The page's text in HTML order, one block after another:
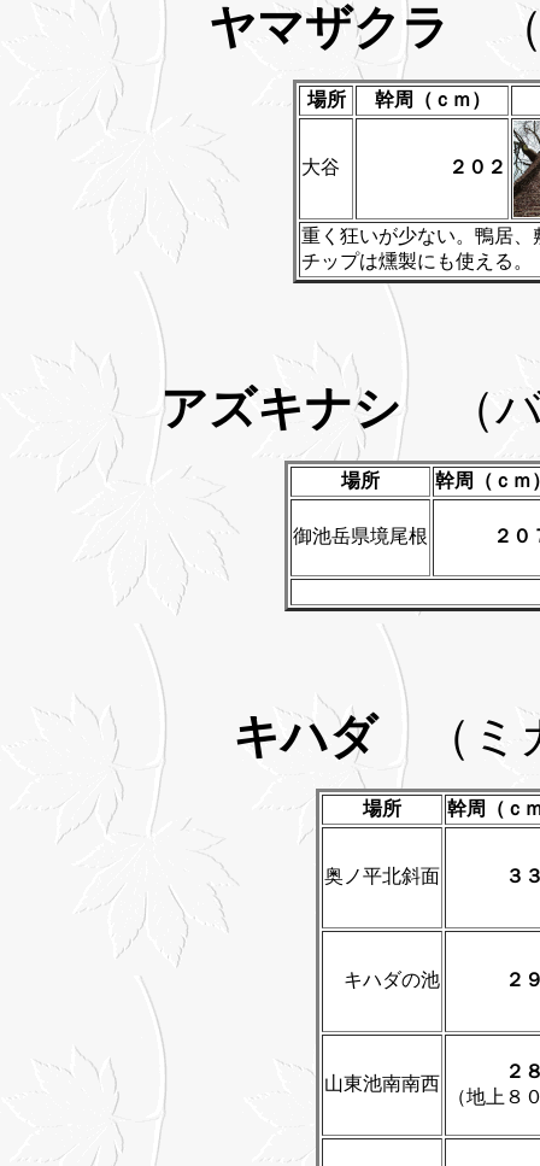
ヤマザクラ （
場所 幹周（ｃｍ）
大谷 ２０２
重く狂いが少ない。鴨居
チップは燻製にも使える。
アズキナシ（バ
場所 幹周（ｃｍ
御池岳県境尾根 ２０
キハダ （
場所 幹周（ｃ
奥ノ平北斜面 ３
キハダの池 ２
山東池南南西
２
（地上８